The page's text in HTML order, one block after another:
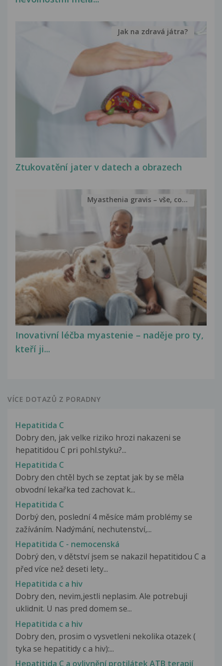
Ztukovatění jater v datech a obrazech
Jak na zdravá játra?
Inovativní léčba myastenie – naděje pro ty,
kteří ji...
Myasthenia gravis – vše, co...
VÍCE DOTAZŮ Z PORADNY
Hepatitida C
Dobry den, jak velke riziko hrozi nakazeni se
hepatitidou C pri pohl.styku?...
Hepatitida C
Dobry den chtěl bych se zeptat jak by se měla
obvodní lekařka ted zachovat k...
Hepatitida C
Dorbý den, poslední 4 měsíce mám problémy se
zažíváním. Nadýmání, nechutenství,...
Hepatitida C - nemocenská
Dobrý den, v dětství jsem se nakazil hepatitidou C a
před více než deseti lety...
Hepatitida c a hiv
Dobry den, nevim,jestli neplasim. Ale potrebuji
uklidnit. U nas pred domem se...
Hepatitida c a hiv
Dobry den, prosim o vysvetleni nekolika otazek (
tyka se hepatitidy c a hiv):...
Hepatitida C a ovlivnění protilátek ATB terapií